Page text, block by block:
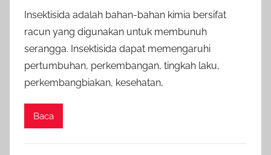
Insektisida adalah bahan-bahan kimia bersifat
racun yang digunakan untuk membunuh
serangga. Insektisida dapat memengaruhi
pertumbuhan, perkembangan, tingkah laku,
perkembangbiakan, kesehatan,
Baca